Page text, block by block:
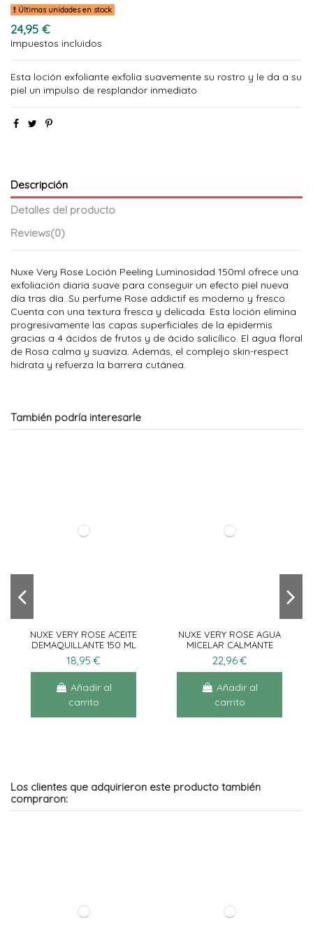
Últimas unidades en stock
24,95 €
Impuestos incluidos
Esta loción exfoliante exfolia suavemente su rostro y le da a su
piel un impulso de resplandor inmediato
Descripción
Detalles del producto
Reviews(0)
Nuxe Very Rose Loción Peeling Luminosidad 150ml ofrece una
exfoliación diaria suave para conseguir un efecto piel nueva
día tras día. Su perfume Rose addictif es moderno y fresco.
Cuenta con una textura fresca y delicada. Esta loción elimina
progresivamente las capas superficiales de la epidermis
gracias a 4 ácidos de frutos y de ácido salicílico. El agua floral
de Rosa calma y suaviza. Además, el complejo skin-respect
hidrata y refuerza la barrera cutánea.
También podría interesarle
NUXE VERY ROSE ACEITE
DEMAQUILLANTE 150 ML
18,95 €
Añadir al
carrito
NUXE VERY ROSE AGUA
MICELAR CALMANTE
3EN1 400ML
22,96 €
Añadir al
carrito
Los clientes que adquirieron este producto también
compraron: